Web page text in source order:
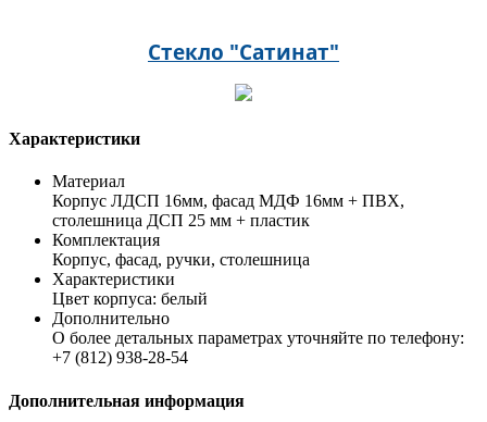
Стекло "Сатинат"
Характеристики
Материал
Корпус ЛДСП 16мм, фасад МДФ 16мм + ПВХ,
столешница ДСП 25 мм + пластик
Комплектация
Корпус, фасад, ручки, столешница
Характеристики
Цвет корпуса: белый
Дополнительно
О более детальных параметрах уточняйте по телефону:
+7 (812) 938-28-54
Дополнительная информация